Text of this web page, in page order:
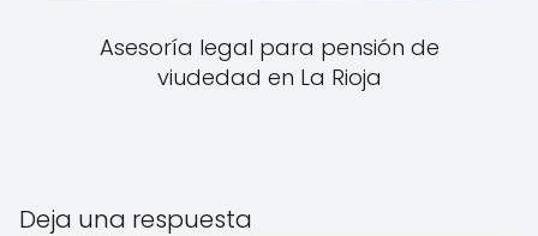
Asesoría legal para pensión de
viudedad en La Rioja
Deja una respuesta